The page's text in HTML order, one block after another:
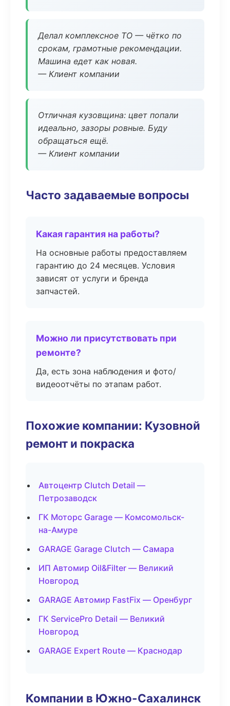
Делал комплексное ТО — чётко по
срокам, грамотные рекомендации.
Машина едет как новая.
— Клиент компании
Отличная кузовщина: цвет попали
идеально, зазоры ровные. Буду
обращаться ещё.
— Клиент компании
Часто задаваемые вопросы
Какая гарантия на работы?
На основные работы предоставляем
гарантию до 24 месяцев. Условия
зависят от услуги и бренда
запчастей.
Можно ли присутствовать при
ремонте?
Да, есть зона наблюдения и фото/
видеоотчёты по этапам работ.
Похожие компании: Кузовной
ремонт и покраска
Автоцентр Clutch Detail —
Петрозаводск
ГК Моторс Garage — Комсомольск-
на-Амуре
GARAGE Garage Clutch — Самара
ИП Автомир Oil&Filter — Великий
Новгород
GARAGE Автомир FastFix — Оренбург
ГК ServicePro Detail — Великий
Новгород
GARAGE Expert Route — Краснодар
Компании в Южно-Сахалинск